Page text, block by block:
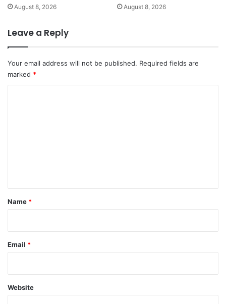
August 8, 2026 August 8, 2026
Leave a Reply
Your email address will not be published. Required fields are
marked *
*
Name *
Email *
Website